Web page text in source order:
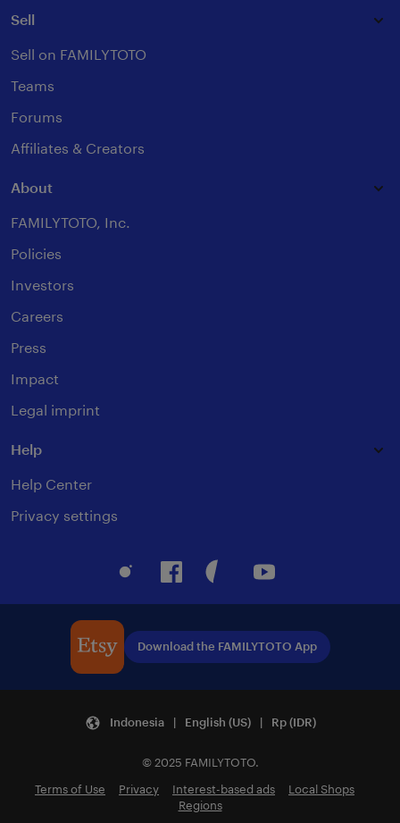
Sell
Sell on FAMILYTOTO
Teams
Forums
Affiliates & Creators
About
FAMILYTOTO, Inc.
Policies
Investors
Careers
Press
Impact
Legal imprint
Help
Help Center
Privacy settings
InstagramFacebookPinterest
Download the FAMILYTOTO App
Indonesia | English (US) | Rp (IDR)
© 2025 FAMILYTOTO.
Terms of Use
Privacy Interest-based ads
Local Shops
Regions